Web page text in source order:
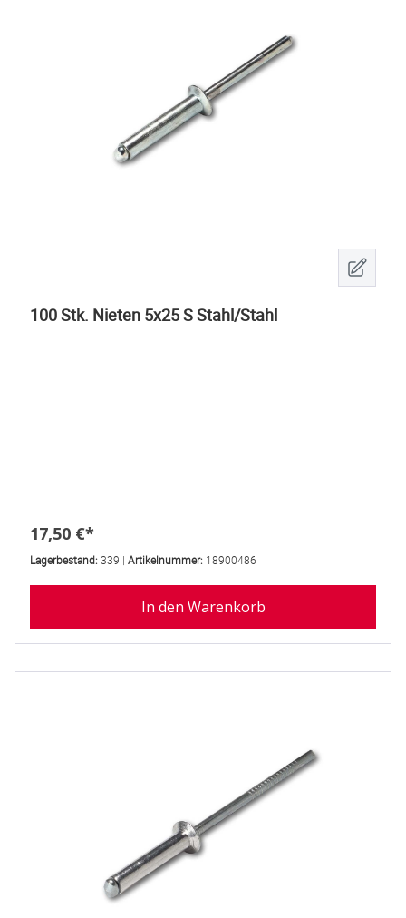
100 Stk. Nieten 5x25 S Stahl/Stahl
Regulärer Preis:
17,50 €*
Lagerbestand:339 | Artikelnummer: 18900486
In den Warenkorb